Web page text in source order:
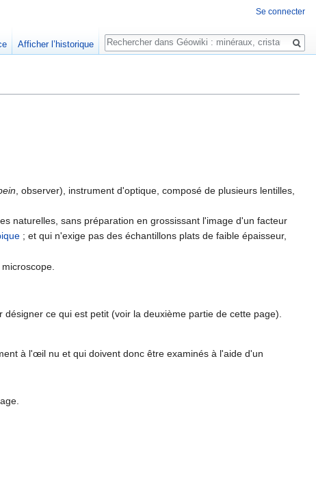
, observer), instrument d'optique, composé de plusieurs lentilles,
naturelles, sans préparation en grossissant l'image d'un facteur
; et qui n'exige pas des échantillons plats de faible épaisseur,
désigner ce qui est petit (voir la deuxième partie de cette page).
à l'œil nu et qui doivent donc être examinés à l'aide d'un
Se connecter
Afficher l’historique
Rechercher